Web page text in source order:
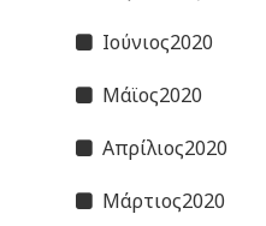
Ιούνιος2020
Μάϊος2020
Απρίλιος2020
Μάρτιος2020